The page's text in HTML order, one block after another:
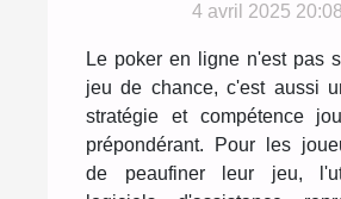
réellement
votre jeu
4 avril 2025 20:08
Le poker en ligne n'est pas
jeu de chance, c'est aussi
stratégie et compétence
prépondérant. Pour les
de peaufiner leur jeu,